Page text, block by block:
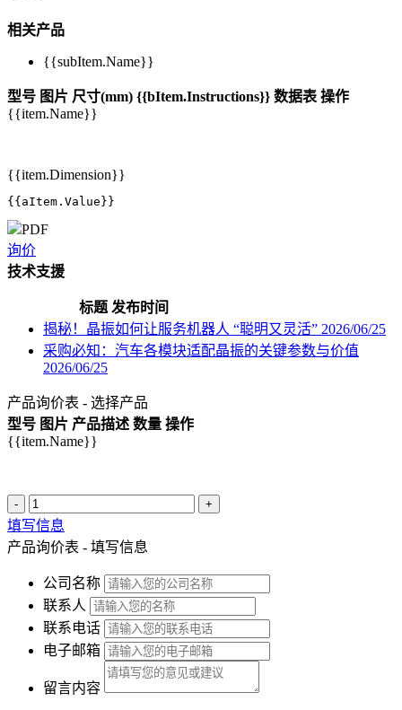
相关产品
{{subItem.Name}}
型号 图片 尺寸(mm) {{bItem.Instructions}} 数据表 操作
{{item.Name}}
{{item.Dimension}}
{{aItem.Value}}
PDF
询价
技术支援
标题 发布时间
揭秘！晶振如何让服务机器人 “聪明又灵活” 2026/06/25
采购必知：汽车各模块适配晶振的关键参数与价值
2026/06/25
产品询价表 - 选择产品
型号 图片 产品描述 数量 操作
{{item.Name}}
- +
填写信息
产品询价表 - 填写信息
公司名称
联系人
联系电话
电子邮箱
留言内容